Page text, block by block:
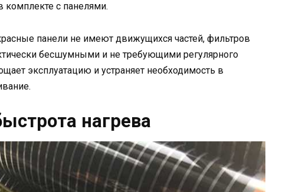
комплекте с панелями.
панели не имеют движущихся частей, фильтров
бесшумными и не требующими регулярного
эксплуатацию и устраняет необходимость в
нагрева